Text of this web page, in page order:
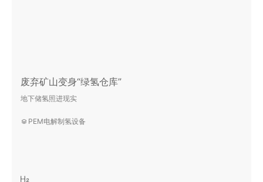
废弃矿山变身“绿氢仓库”
地下储氢照进现实
PEM电解制氢设备